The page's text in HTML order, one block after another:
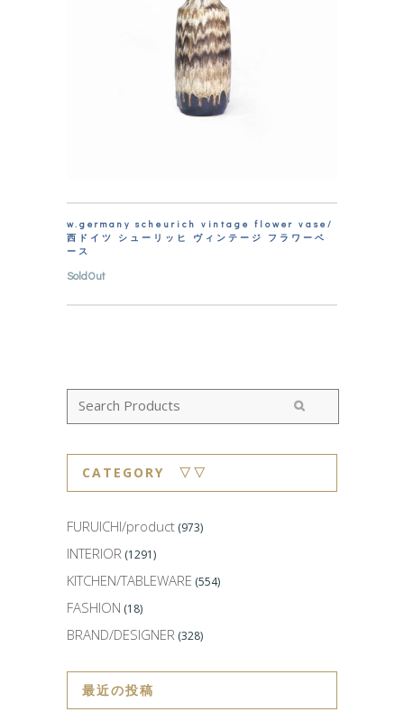
w.germany scheurich vintage flower vase/
西ドイツ シューリッヒ ヴィンテージ フラワーベ
ース
SoldOut
CATEGORY ▽▽
FURUICHI/product (973)
INTERIOR (1291)
KITCHEN/TABLEWARE (554)
FASHION (18)
BRAND/DESIGNER (328)
最近の投稿